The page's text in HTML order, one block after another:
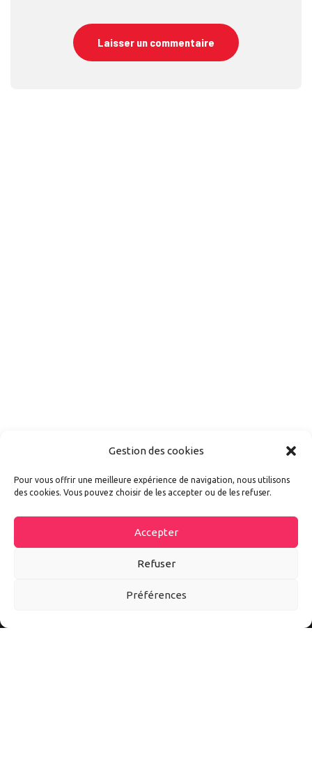
Gestion des cookies
Pour vous offrir une meilleure expérience de navigation, nous utilisons
des cookies. Vous pouvez choisir de les accepter ou de les refuser.
Accepter
Refuser
Préférences